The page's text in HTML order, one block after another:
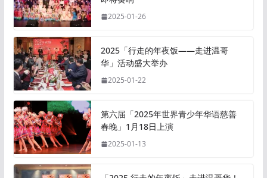
2025-01-26
2025「行走的年夜饭——走进温哥
华」活动盛大举办
2025-01-22
第六届「2025年世界青少年华语慈善
春晚」1月18日上演
2025-01-13